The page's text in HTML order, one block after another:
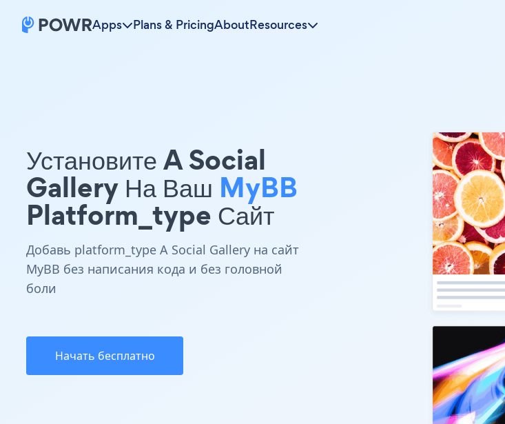
Apps Plans & PricingAboutResources
Установите A Social
Gallery На Ваш MyBB
Platform_type Сайт
Добавь platform_type A Social Gallery на сайт
MyBB без написания кода и без головной
боли
Начать бесплатно